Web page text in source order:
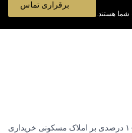
شما هستند.
برقراری تماس
در تاریخ ۱۳ ژانویه، پدرو سانچز، نخست‌وزیر اسپانیا، پیشنهادی را مبنی بر اعمال مالیات ۱۰۰ درصدی بر املاک مسکونی خریداری